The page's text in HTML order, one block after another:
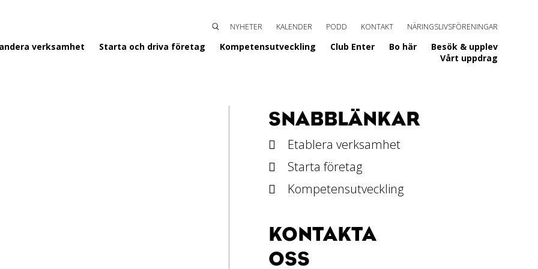
SÖK
NYHETER KALENDER PODD KONTAKT NÄRINGSLIVSFÖRENINGAR
verksamhet Starta och driva företag Kompetensutveckling Club Enter Bo här
Besök & upplev
Vårt uppdrag
SNABBLÄNKAR
Etablera verksamhet
Starta företag
Kompetensutveckling
KONTAKTA
OSS